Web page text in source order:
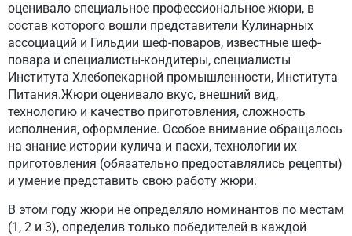
оценивало специальное профессиональное жюри, в
состав которого вошли представители Кулинарных
ассоциаций и Гильдии шеф-поваров, известные шеф-
повара и специалисты-кондитеры, специалисты
Института Хлебопекарной промышленности, Института
Питания.Жюри оценивало вкус, внешний вид,
технологию и качество приготовления, сложность
исполнения, оформление. Особое внимание обращалось
на знание истории кулича и пасхи, технологии их
приготовления (обязательно предоставлялись рецепты)
и умение представить свою работу жюри.
В этом году жюри не определяло номинантов по местам
(1, 2 и 3), определив только победителей в каждой